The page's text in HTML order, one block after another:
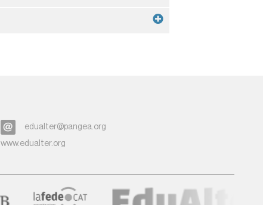
edualter@pangea.org
www.edualter.org